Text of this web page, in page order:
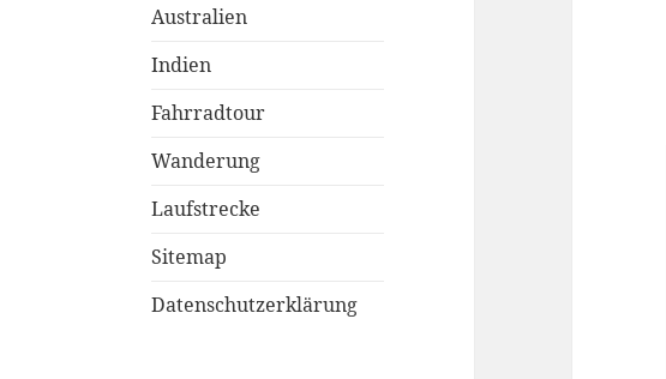
Australien
Indien
Fahrradtour
Wanderung
Laufstrecke
Sitemap
Datenschutzerklärung